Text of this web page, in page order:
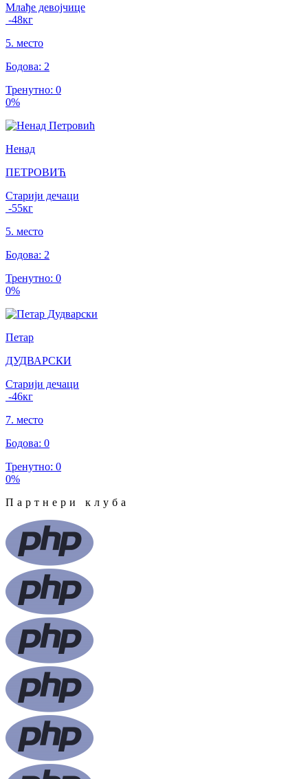
Млађе девојчице
-48кг
5. место
Бодова: 2
Тренутно: 0
0%
Ненад
ПЕТРОВИЋ
Старији дечаци
-55кг
5. место
Бодова: 2
Тренутно: 0
0%
Петар
ДУДВАРСКИ
Старији дечаци
-46кг
7. место
Бодова: 0
Тренутно: 0
0%
Партнери клуба